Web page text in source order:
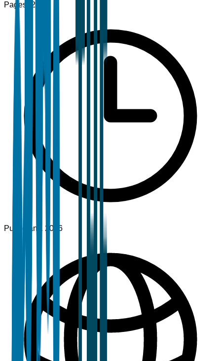
Pages 120+
Publié janv. 2026